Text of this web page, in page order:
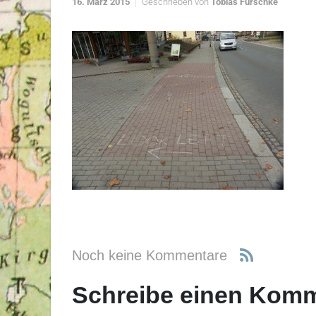
Noch keine Kommentare
Schreibe einen